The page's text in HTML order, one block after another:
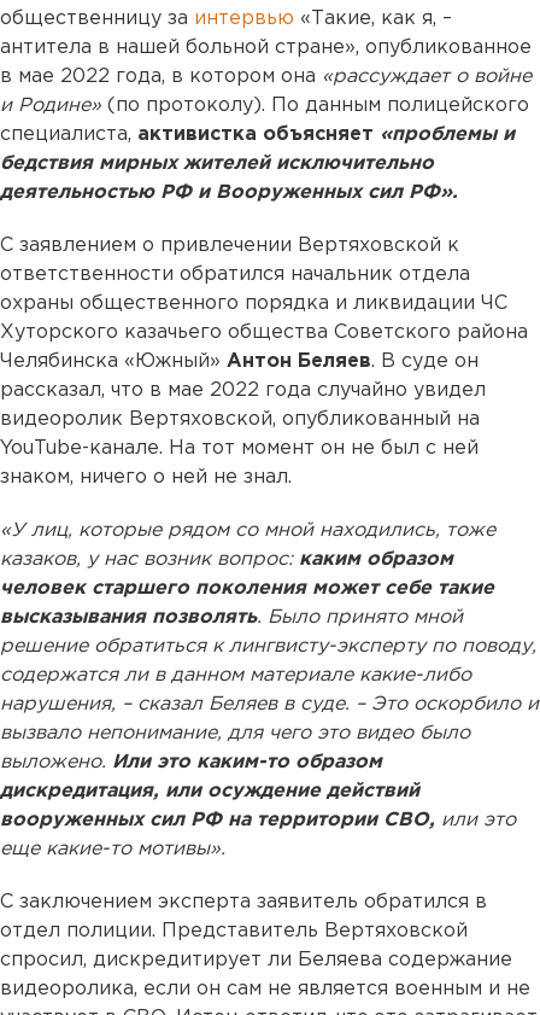
общественницу за интервью «Такие, как я, –
антитела в нашей больной стране», опубликованное
в мае 2022 года, в котором она «рассуждает о войне
и Родине» (по протоколу). По данным полицейского
специалиста, активистка объясняет «проблемы и
бедствия мирных жителей исключительно
деятельностью РФ и Вооруженных сил РФ».
С заявлением о привлечении Вертяховской к
ответственности обратился начальник отдела
охраны общественного порядка и ликвидации ЧС
Хуторского казачьего общества Советского района
Челябинска «Южный» Антон Беляев. В суде он
рассказал, что в мае 2022 года случайно увидел
видеоролик Вертяховской, опубликованный на
YouTube-канале. На тот момент он не был с ней
знаком, ничего о ней не знал.
«У лиц, которые рядом со мной находились, тоже
казаков, у нас возник вопрос: каким образом
человек старшего поколения может себе такие
высказывания позволять. Было принято мной
решение обратиться к лингвисту-эксперту по поводу,
содержатся ли в данном материале какие-либо
нарушения, – сказал Беляев в суде. – Это оскорбило и
вызвало непонимание, для чего это видео было
выложено. Или это каким-то образом
дискредитация, или осуждение действий
вооруженных сил РФ на территории СВО, или это
еще какие-то мотивы».
С заключением эксперта заявитель обратился в
отдел полиции. Представитель Вертяховской
спросил, дискредитирует ли Беляева содержание
видеоролика, если он сам не является военным и не